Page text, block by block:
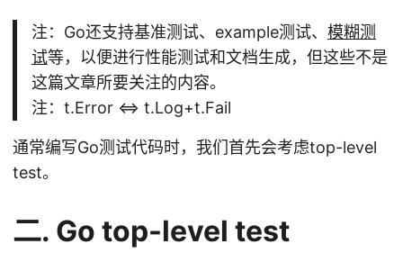
注：Go还支持基准测试、example测试、 模糊测
试等，以便进行性能测试和文档生成，但这些不是
这篇文章所要关注的内容。
注：t.Error <=> t.Log+t.Fail
通常编写Go测试代码时，我们首先会考虑top-level
test。
二. Go top-level test